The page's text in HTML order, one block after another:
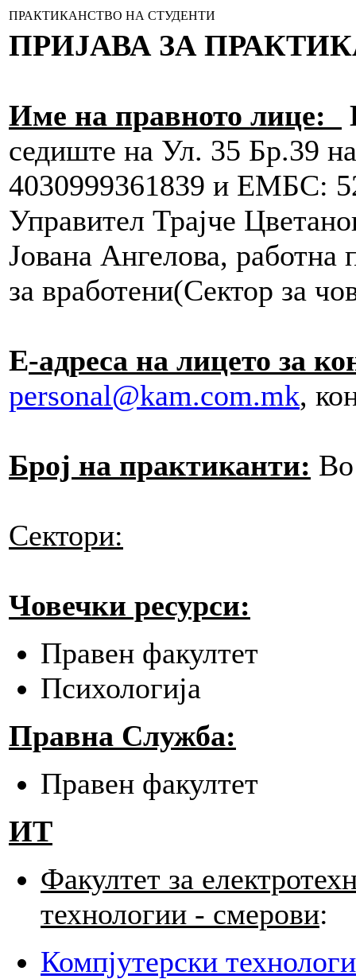
ПРАКТИКАНСТВО НА СТУДЕНТИ
ПРИЈАВА ЗА
Име на правното лице:
седиште на Ул. 35 Бр.39
4030999361839 и ЕМБС:
Управител Трајче
Јована Ангелова, работна
за вработени(Сектор за
Е-адреса на лицето за
personal@kam.com.mk,
Број на практиканти: Во
Сектори:
Човечки ресурси:
Правен факултет
Психологија
Правна Служба:
Правен факултет
ИТ
Факултет за
технологии - смерови:
Компјутерски